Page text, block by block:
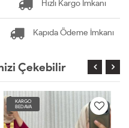
Hızlı Kargo İmkanı
Kapıda Ödeme İmkanı
Çekebilir
KARGO
BEDAVA